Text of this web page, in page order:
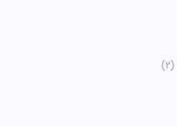
(2)